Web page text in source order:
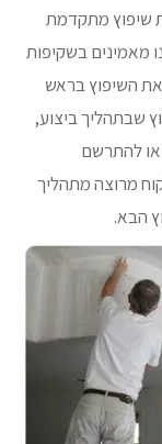
שיפוץ מתקדמת
מאמינים בשקיפות
השיפוץ בראש
שבתהליך ביצוע,
להתרשם
מרוצה מתהליך
הבא.